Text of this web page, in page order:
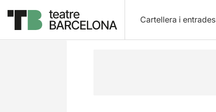
Cartellera i entrades